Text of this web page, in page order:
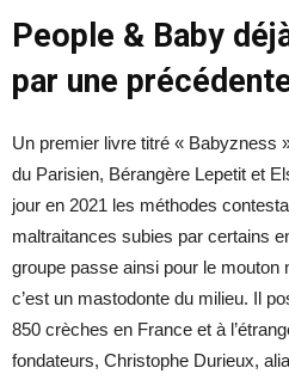
People & Baby
par une
Un premier livre titré « Babyzness
du Parisien, Bérangère Lepetit et
jour en 2021 les méthodes
maltraitances subies par certains
groupe passe ainsi pour le mouton
c’est un mastodonte du milieu. Il
850 crèches en France et à
fondateurs, Christophe Durieux,